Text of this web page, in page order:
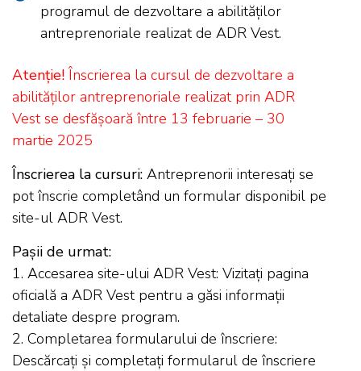
programul de dezvoltare a abilităților
antreprenoriale realizat de ADR Vest.
Atenție! Înscrierea la cursul de dezvoltare a
abilităților antreprenoriale realizat prin ADR
Vest se desfășoară între 13 februarie – 30
martie 2025
Înscrierea la cursuri: Antreprenorii interesați se
pot înscrie completând un formular disponibil pe
site-ul ADR Vest.
Pașii de urmat:
1. Accesarea site-ului ADR Vest: Vizitați pagina
oficială a ADR Vest pentru a găsi informații
detaliate despre program.
2. Completarea formularului de înscriere:
Descărcați și completați formularul de înscriere